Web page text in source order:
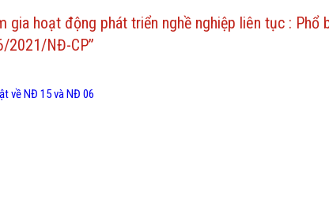
gia hoạt động phát triển nghề nghiệp liên tục : Phổ
2021/NĐ-CP”
về NĐ 15 và NĐ 06